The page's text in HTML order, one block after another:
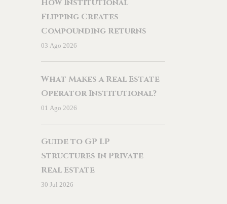
How Institutional
Flipping Creates
Compounding Returns
03 Ago 2026
What Makes a Real Estate
Operator Institutional?
01 Ago 2026
Guide to GP LP
Structures in Private
Real Estate
30 Jul 2026